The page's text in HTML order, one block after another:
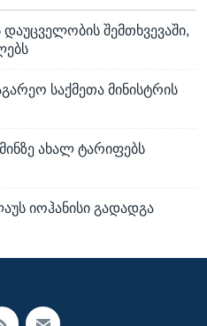
დაუცველობის შემთხვევაში,
საქმეთა მინისტრის
ახალ ტარიფებს
იოჰანისი გადადგა